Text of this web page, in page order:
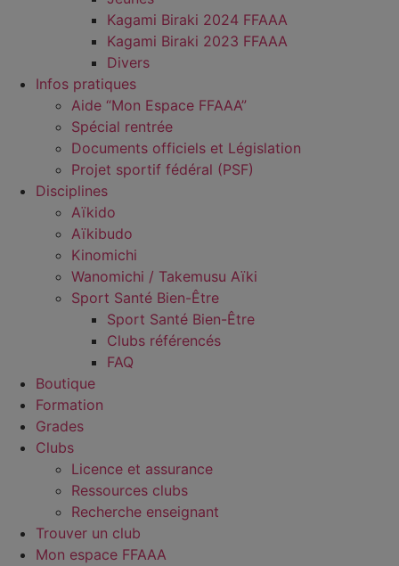
Kagami Biraki 2024 FFAAA
Kagami Biraki 2023 FFAAA
Divers
Infos pratiques
Aide “Mon Espace FFAAA”
Spécial rentrée
Documents officiels et Législation
Projet sportif fédéral (PSF)
Disciplines
Aïkido
Aïkibudo
Kinomichi
Wanomichi / Takemusu Aïki
Sport Santé Bien-Être
Sport Santé Bien-Être
Clubs référencés
FAQ
Boutique
Formation
Grades
Clubs
Licence et assurance
Ressources clubs
Recherche enseignant
Trouver un club
Mon espace FFAAA